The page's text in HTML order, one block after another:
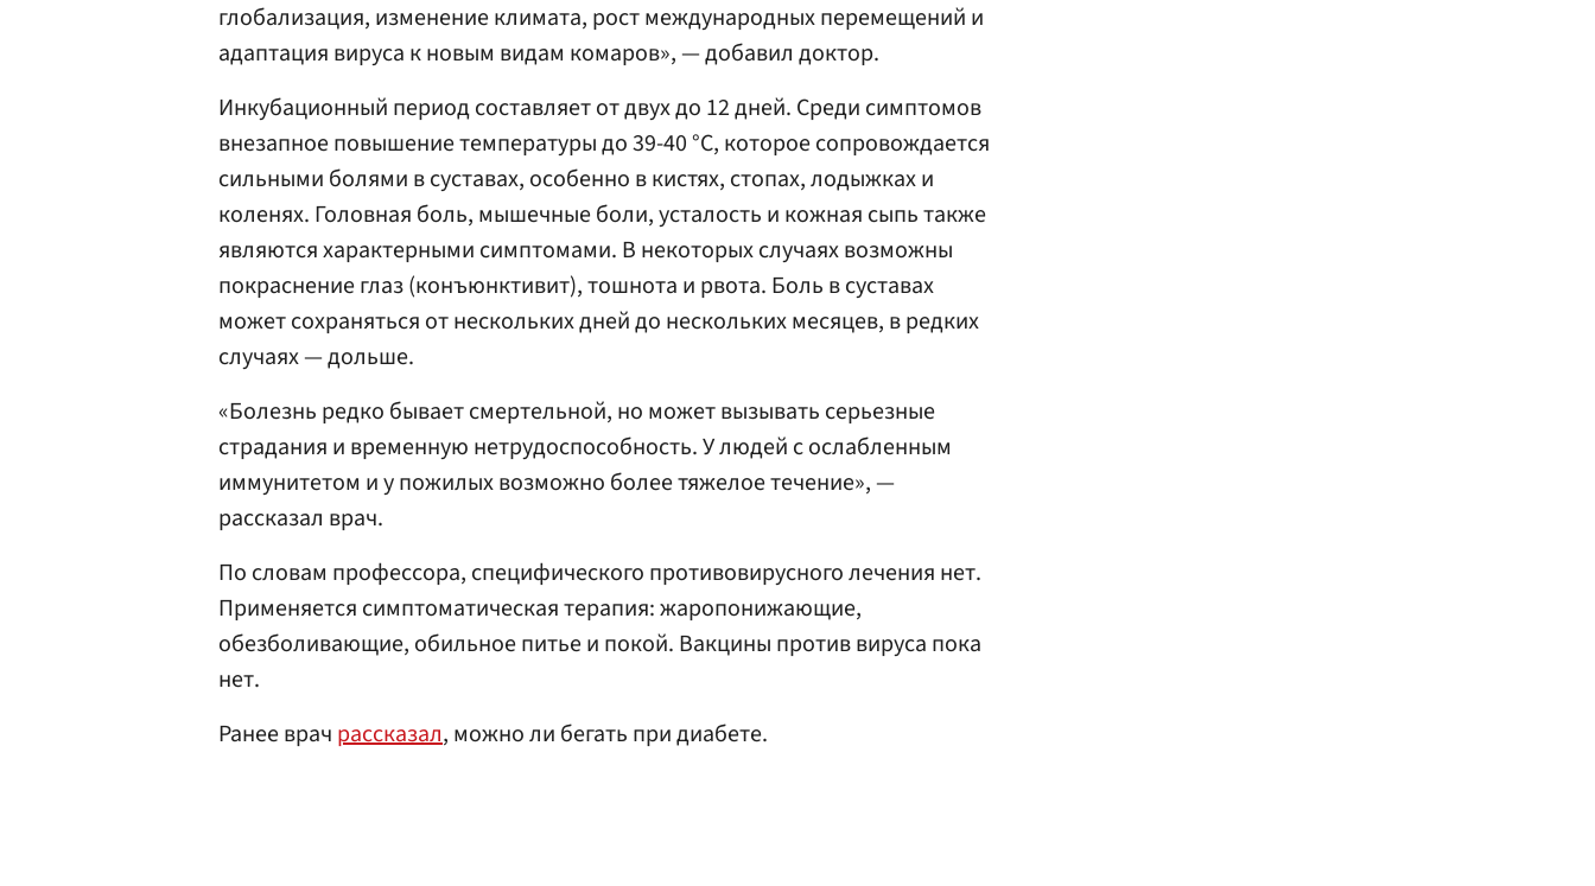
глобализация, изменение климата, рост международных перемещений и
адаптация вируса к новым видам комаров», — добавил доктор.
Инкубационный период составляет от двух до 12 дней. Среди симптомов
внезапное повышение температуры до 39-40 °C, которое сопровождается
сильными болями в суставах, особенно в кистях, стопах, лодыжках и
коленях. Головная боль, мышечные боли, усталость и кожная сыпь также
являются характерными симптомами. В некоторых случаях возможны
покраснение глаз (конъюнктивит), тошнота и рвота. Боль в суставах
может сохраняться от нескольких дней до нескольких месяцев, в редких
случаях — дольше.
«Болезнь редко бывает смертельной, но может вызывать серьезные
страдания и временную нетрудоспособность. У людей с ослабленным
иммунитетом и у пожилых возможно более тяжелое течение», —
рассказал врач.
По словам профессора, специфического противовирусного лечения нет.
Применяется симптоматическая терапия: жаропонижающие,
обезболивающие, обильное питье и покой. Вакцины против вируса пока
нет.
Ранее врач рассказал, можно ли бегать при диабете.